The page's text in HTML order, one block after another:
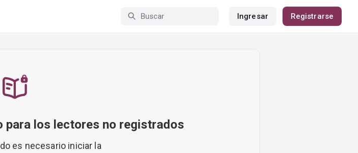
Ingresar Registrarse
para los lectores no registrados
es necesario iniciar la